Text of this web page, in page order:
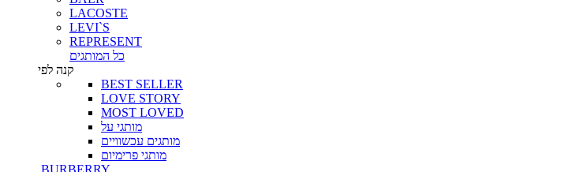
LACOSTE
LEVI`S
REPRESENT
כל המותגים
קנה לפי
BEST SELLER
LOVE STORY
MOST LOVED
מותגי על
מותגים עכשוויים
מותגי פרימיום
BURBERRY